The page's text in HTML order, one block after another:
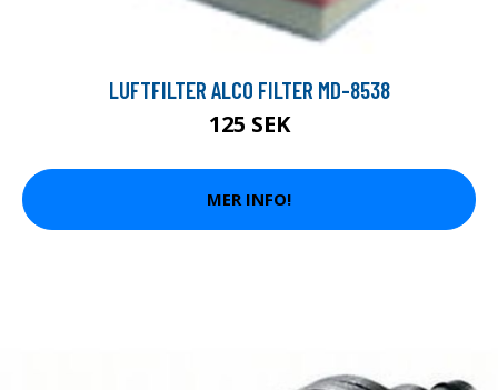
LUFTFILTER ALCO FILTER MD-8538
125 SEK
MER INFO!